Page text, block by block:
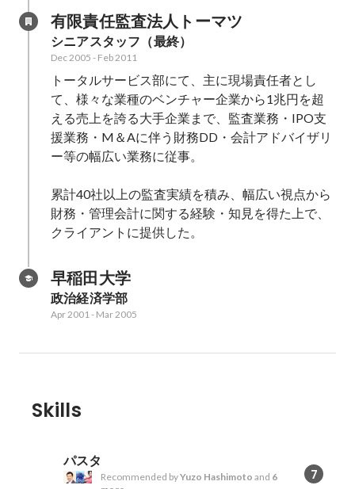
有限責任監査法人トーマツ
シニアスタッフ（最終）
Dec 2005 - Feb 2011
トータルサービス部にて、主に現場責任者とし
て、様々な業種のベンチャー企業から1兆円を超
える売上を誇る大手企業まで、監査業務・IPO支
援業務・M＆Aに伴う財務DD・会計アドバイザリ
ー等の幅広い業務に従事。
累計40社以上の監査実績を積み、幅広い視点から
財務・管理会計に関する経験・知見を得た上で、
クライアントに提供した。
早稲田大学
政治経済学部
Apr 2001- Mar 2005
Skills
パスタ
7
Recommended byYuzo Hashimoto and 6